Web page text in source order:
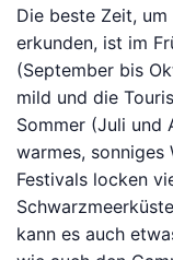
Die beste Zeit, um
erkunden, ist im
(September bis
mild und die
Sommer (Juli und
warmes,
Festivals locken
kann es auch